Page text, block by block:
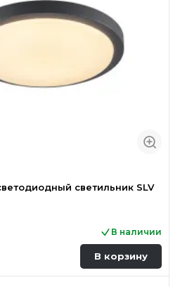
светильник SLV
В наличии
В корзину